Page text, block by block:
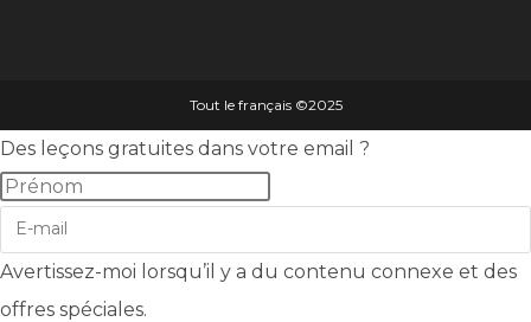
Tout le français ©️2025
Des leçons gratuites dans votre email ?
Avertissez-moi lorsqu’il y a du contenu connexe et des
offres spéciales.